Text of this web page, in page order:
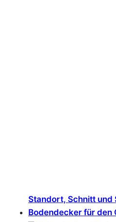
Standort, Schnitt und
Bodendecker für den